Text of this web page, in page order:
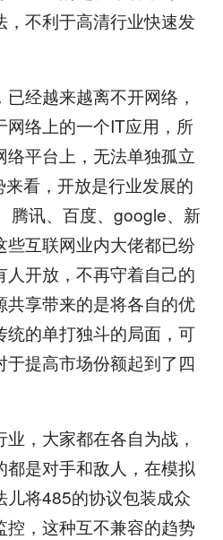
不利于高清行业快速发
经越来越离不开网络，
络上的一个IT应用，所
平台上，无法单独孤立
看，开放是行业发展的
腾讯、百度、google、新
互联网业内大佬都已纷
开放，不再守着自己的
共享带来的是将各自的优
的单打独斗的局面，可
提高市场份额起到了四
，大家都在各自为战，
是对手和敌人，在模拟
儿将485的协议包装成众
，这种互不兼容的趋势